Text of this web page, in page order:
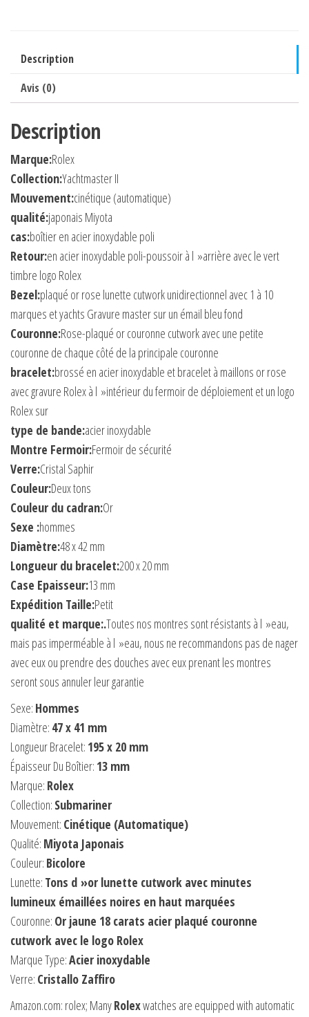
Montre
Description
Avis (0)
Description
Marque:Rolex
Collection:Yachtmaster II
Mouvement:cinétique (automatique)
qualité:japonais Miyota
cas:boîtier en acier inoxydable poli
Retour:en acier inoxydable poli-poussoir à l »arrière avec le vert
timbre logo Rolex
Bezel:plaqué or rose lunette cutwork unidirectionnel avec 1 à 10
marques et yachts Gravure master sur un émail bleu fond
Couronne:Rose-plaqué or couronne cutwork avec une petite
couronne de chaque côté de la principale couronne
bracelet:brossé en acier inoxydable et bracelet à maillons or rose
avec gravure Rolex à l »intérieur du fermoir de déploiement et un logo
Rolex sur
type de bande:acier inoxydable
Montre Fermoir:Fermoir de sécurité
Verre:Cristal Saphir
Couleur:Deux tons
Couleur du cadran:Or
Sexe :hommes
Diamètre:48 x 42 mm
Longueur du bracelet:200 x 20 mm
Case Epaisseur:13 mm
Expédition Taille:Petit
qualité et marque:.Toutes nos montres sont résistants à l »eau,
mais pas imperméable à l »eau, nous ne recommandons pas de nager
avec eux ou prendre des douches avec eux prenant les montres
seront sous annuler leur garantie
Sexe: Hommes
Diamètre: 47 x 41 mm
Longueur Bracelet: 195 x 20 mm
Épaisseur Du Boîtier: 13 mm
Marque: Rolex
Collection: Submariner
Mouvement: Cinétique (Automatique)
Qualité: Miyota Japonais
Couleur: Bicolore
Lunette: Tons d »or lunette cutwork avec minutes
lumineux émaillées noires en haut marquées
Couronne: Or jaune 18 carats acier plaqué couronne
cutwork avec le logo Rolex
Marque Type:Acier inoxydable
Verre: Cristallo Zaffiro
Amazon.com: rolex; ManyRolexwatches are equipped with automatic